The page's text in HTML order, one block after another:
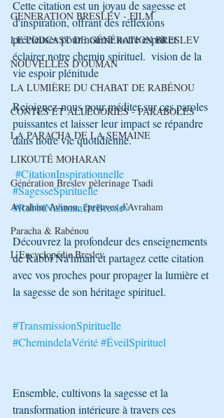
GENERATION BRESLEV - FILM
LE PODCAST DE GÉNÉRATION BRESLEV
NOUVELLES D'OUMAN
LA LUMIÈRE DU CHABAT DE RABÉNOU
CONTES ET ALLÉGORIES - PARABOLES
LA PARACHA DE LA SEMAINE
LIKOUTÉ MOHARAN
Génération Breslev pèlerinage Tsadi
Avraham Avinou, épreuves d’Avraham
Paracha & Rabénou
L’Encyclopédie Breslev
Cette citation est un joyau de sagesse et
d'inspiration, offrant des réflexions
précieuses pour nourrir notre esprit et
éclairer notre chemin spirituel.  vision de la
vie espoir plénitude
Rejoignez-nous pour méditer sur ces paroles
puissantes et laisser leur impact se répandre
dans notre vie quotidienne.
#CitationInspirationnelle
#SagesseSpirituelle
#RabbiNahmanDeBreslev
Découvrez la profondeur des enseignements
de Rabbi Na'hman et partagez cette citation
avec vos proches pour propager la lumière et
la sagesse de son héritage spirituel.
#TransmissionSpirituelle
#ChemindelaVérité#ÉveilSpirituel
Ensemble, cultivons la sagesse et la
transformation intérieure à travers ces